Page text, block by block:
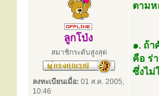
ลูกโป่ง
สมาชิกระดับสูงสุด
ลงทะเบียนเมื่อ: 01 ส.ค. 2005,
10:46
ตามห
๑. ถ้า
คือ ร่
ซึ่งไม่